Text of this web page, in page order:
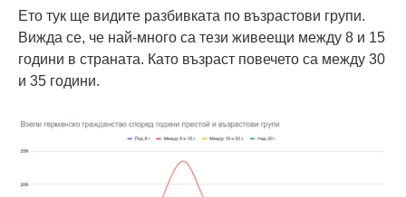
Ето тук ще видите разбивката по възрастови групи.
Вижда се, че най-много са тези живеещи между 8 и 15
години в страната. Като възраст повечето са между 30
и 35 години.